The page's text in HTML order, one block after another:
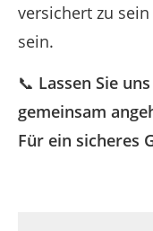
versichert zu
sein.
📞 Lassen Sie
gemeinsam
Für ein sicheres